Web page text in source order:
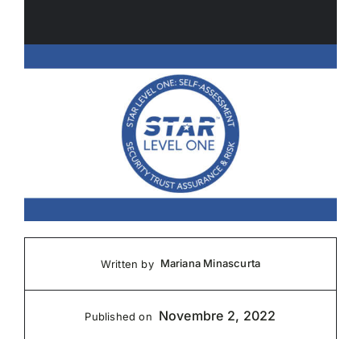
Written by Mariana Minascurta
Published on Novembre 2, 2022